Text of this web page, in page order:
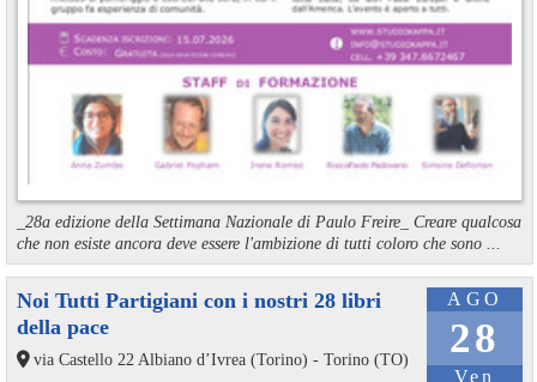
_28a edizione della Settimana Nazionale di Paulo Freire_ Creare qualcosa
che non esiste ancora deve essere l'ambizione di tutti coloro che sono ...
AGO
28
Ven
Noi Tutti Partigiani con i nostri 28 libri
della pace
via Castello 22 Albiano d’Ivrea (Torino) - Torino (TO)